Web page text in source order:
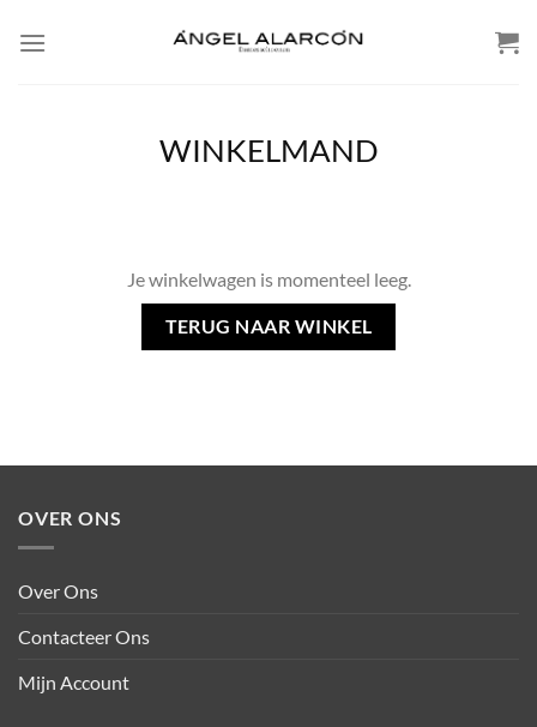
WINKELMAND
Je winkelwagen is momenteel leeg.
TERUG NAAR WINKEL
OVER ONS
Over Ons
Contacteer Ons
Mijn Account